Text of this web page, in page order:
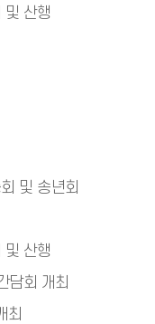
및 산행
및 송년회
및 산행
담회 개최
최